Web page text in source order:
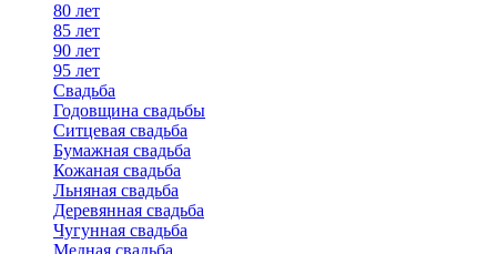
80 лет
85 лет
90 лет
95 лет
Свадьба
Годовщина свадьбы
Ситцевая свадьба
Бумажная свадьба
Кожаная свадьба
Льняная свадьба
Деревянная свадьба
Чугунная свадьба
Медная свадьба